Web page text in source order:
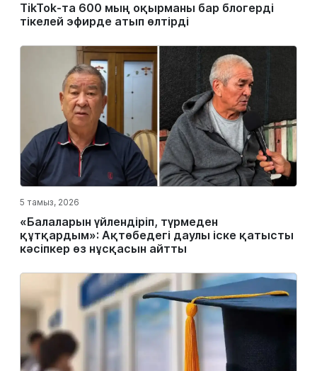
TikTok-та 600 мың оқырманы бар блогерді
тікелей эфирде атып өлтірді
5 тамыз, 2026
«Балаларын үйлендіріп, түрмеден
құтқардым»: Ақтөбедегі даулы іске қатысты
кәсіпкер өз нұсқасын айтты